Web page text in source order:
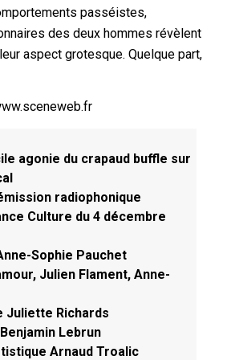
passéistes,
des deux hommes révèlent
aspect grotesque. Quelque part,
agonie du crapaud buffle sur
radiophonique
Culture du 4 décembre
Sophie Pauchet
Julien Flament, Anne-
Juliette Richards
Lebrun
Arnaud Troalic